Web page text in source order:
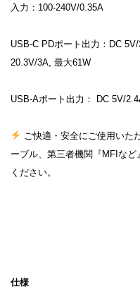
入力：100-240V/0.35A
USB-C PDポート出力：DC
20.3V/3A, 最大61W
USB-Aポート出力： DC 5V/
ご快適・安全にご使用いた
ーブル、第三者機関『MFIな
ください。
仕様